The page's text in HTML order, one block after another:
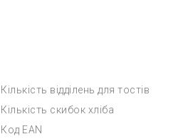
Кількість відділень для тостів
Кількість скибок хліба
Код EAN